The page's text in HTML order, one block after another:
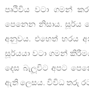
පෘථිවිය වටා ගමන්
පෙනෙන නිසාය. සූර්ය
අනුවය. එහෙත් හරය
සූර්යයා වටා ගමන්
දෙස බැලූවිට අපට
ඇති ලෙසය. විවිධ තරු